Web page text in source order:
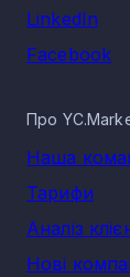
LinkedIn
Facebook
Про
Наша
Тарифи
Аналіз
Нові